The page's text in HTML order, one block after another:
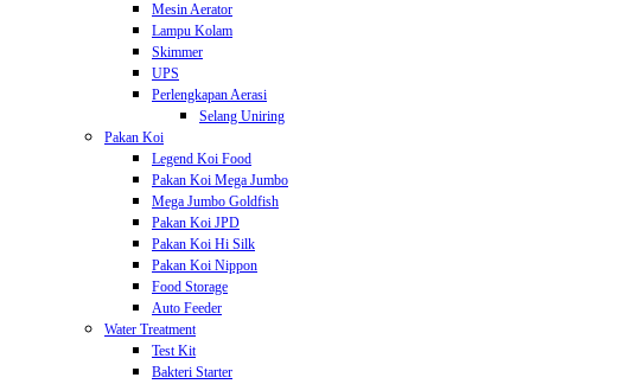
Mesin Aerator
Lampu Kolam
Skimmer
UPS
Perlengkapan Aerasi
Selang Uniring
Pakan Koi
Legend Koi Food
Pakan Koi Mega Jumbo
Mega Jumbo Goldfish
Pakan Koi JPD
Pakan Koi Hi Silk
Pakan Koi Nippon
Food Storage
Auto Feeder
Water Treatment
Test Kit
Bakteri Starter